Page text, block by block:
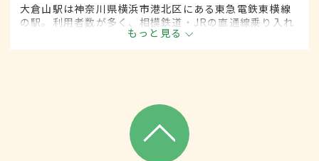
大倉山駅は神奈川県横浜市港北区にある東急電鉄東横線
の駅。利用者数が多く、相模鉄道・JRの直通線乗り入れ
の開発が進められている。駅前にはエルム通商店街、レ
モンロード商店街、オリーブ通商店街という3つの商店街
もっと見る